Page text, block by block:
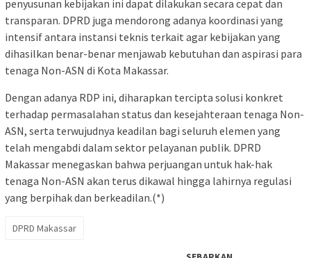
penyusunan kebijakan ini dapat dilakukan secara cepat dan
transparan. DPRD juga mendorong adanya koordinasi yang
intensif antara instansi teknis terkait agar kebijakan yang
dihasilkan benar-benar menjawab kebutuhan dan aspirasi para
tenaga Non-ASN di Kota Makassar.
Dengan adanya RDP ini, diharapkan tercipta solusi konkret
terhadap permasalahan status dan kesejahteraan tenaga Non-
ASN, serta terwujudnya keadilan bagi seluruh elemen yang
telah mengabdi dalam sektor pelayanan publik. DPRD
Makassar menegaskan bahwa perjuangan untuk hak-hak
tenaga Non-ASN akan terus dikawal hingga lahirnya regulasi
yang berpihak dan berkeadilan.(*)
DPRD Makassar